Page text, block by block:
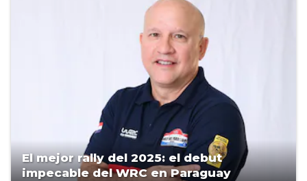
El mejor rally del 2025: el debut
impecable del WRC en Paraguay